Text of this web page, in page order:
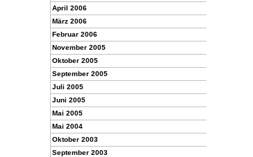
April 2006
März 2006
Februar 2006
November 2005
Oktober 2005
September 2005
Juli 2005
Juni 2005
Mai 2005
Mai 2004
Oktober 2003
September 2003